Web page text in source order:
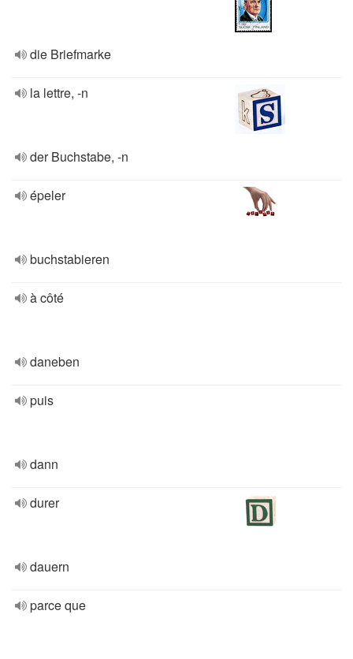
die Briefmarke
la lettre, -n
der Buchstabe, -n
épeler
buchstabieren
à côté
daneben
puis
dann
durer
dauern
parce que